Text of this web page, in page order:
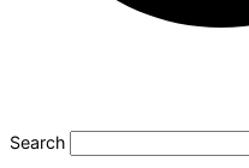
Search